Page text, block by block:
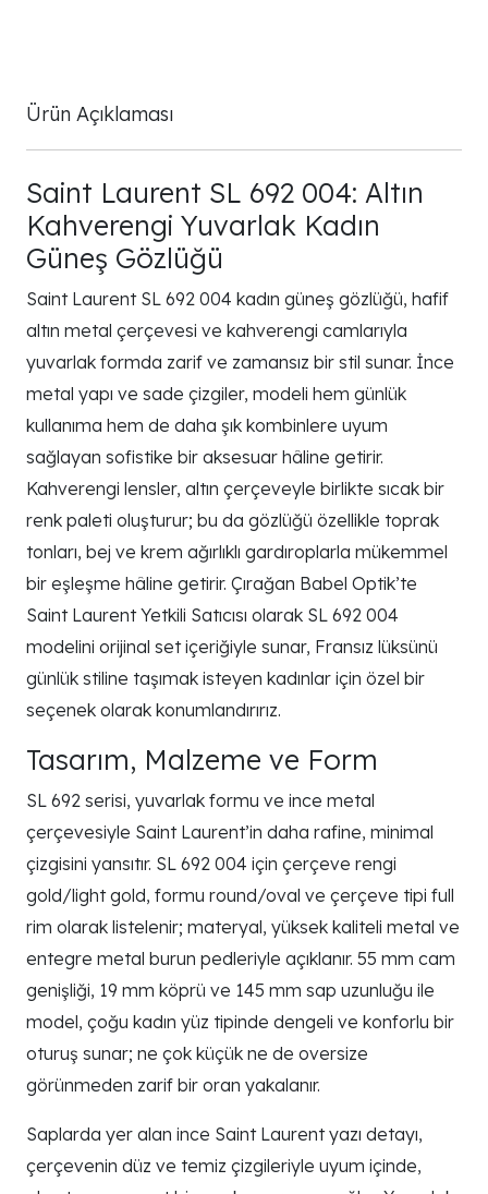
Ürün Açıklaması
Saint Laurent SL 692 004: Altın
Kahverengi Yuvarlak Kadın
Güneş Gözlüğü
Saint Laurent SL 692 004 kadın güneş gözlüğü, hafif
altın metal çerçevesi ve kahverengi camlarıyla
yuvarlak formda zarif ve zamansız bir stil sunar. İnce
metal yapı ve sade çizgiler, modeli hem günlük
kullanıma hem de daha şık kombinlere uyum
sağlayan sofistike bir aksesuar hâline getirir.
Kahverengi lensler, altın çerçeveyle birlikte sıcak bir
renk paleti oluşturur; bu da gözlüğü özellikle toprak
tonları, bej ve krem ağırlıklı gardıroplarla mükemmel
bir eşleşme hâline getirir. Çırağan Babel Optik’te
Saint Laurent Yetkili Satıcısı olarak SL 692 004
modelini orijinal set içeriğiyle sunar, Fransız lüksünü
günlük stiline taşımak isteyen kadınlar için özel bir
seçenek olarak konumlandırırız.
Tasarım, Malzeme ve Form
SL 692 serisi, yuvarlak formu ve ince metal
çerçevesiyle Saint Laurent’in daha rafine, minimal
çizgisini yansıtır. SL 692 004 için çerçeve rengi
gold/light gold, formu round/oval ve çerçeve tipi full
rim olarak listelenir; materyal, yüksek kaliteli metal ve
entegre metal burun pedleriyle açıklanır. 55 mm cam
genişliği, 19 mm köprü ve 145 mm sap uzunluğu ile
model, çoğu kadın yüz tipinde dengeli ve konforlu bir
oturuş sunar; ne çok küçük ne de oversize
görünmeden zarif bir oran yakalanır.
Saplarda yer alan ince Saint Laurent yazı detayı,
çerçevenin düz ve temiz çizgileriyle uyum içinde,